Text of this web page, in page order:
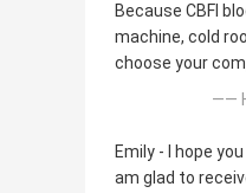
Because CBFI
machine, cold
choose your
——
Emily - I hope
am glad to